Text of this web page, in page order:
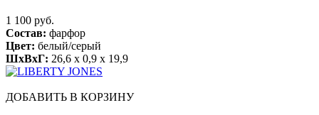
1 100 руб.
Состав: фарфор
Цвет: белый/серый
ШхВхГ: 26,6 x 0,9 x 19,9
ДОБАВИТЬ В КОРЗИНУ